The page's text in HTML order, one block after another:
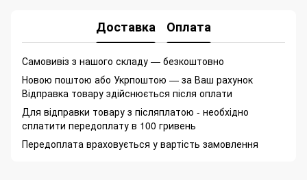
Доставка Оплата
Самовивіз з нашого складу — безкоштовно
Новою поштою або Укрпоштою — за Ваш рахунок
Відправка товару здійснюється після оплати
Для відправки товару з післяплатою - необхідно
сплатити передоплату в 100 гривень
Передоплата враховується у вартість замовлення